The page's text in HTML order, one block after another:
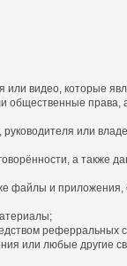
видео, которые
права,
или
а также
файлы и приложения,
реферральных
или любые другие